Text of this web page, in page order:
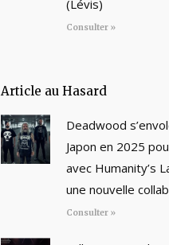
(Lévis)
Consulter »
Article au Hasard
Deadwood
Japon en 2025
avec Humanity’s
une nouvelle
Consulter »